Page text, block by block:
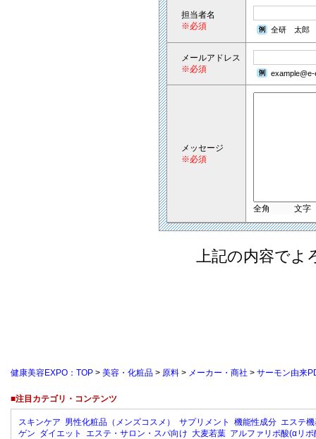
担当者名
※必須
全研 太郎
メールアドレス
※必須
メッセージ
※必須
全角 文字
上記の内容でよ
健康美容EXPO：TOP > 美容・化粧品 > 原料 > メーカー・商社 > サーモン由来
■注目カテゴリ・コンテンツ
スキンケア 男性化粧品（メンズコスメ） サプリメント 機能性成分 エステ
ゲン ダイエット エステ・サロン・スパ向け 大麦若葉 アルファリポ酸(αリポ